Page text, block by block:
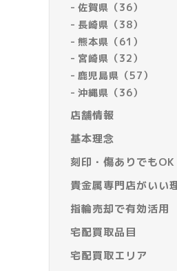
佐賀県（36）
長崎県（38）
熊本県（61）
宮崎県（32）
鹿児島県（57）
沖縄県（36）
店舗情報
基本理念
刻印・傷ありでもOK
貴金属専門店がいい
指輪売却で有効活用
宅配買取品目
宅配買取エリア